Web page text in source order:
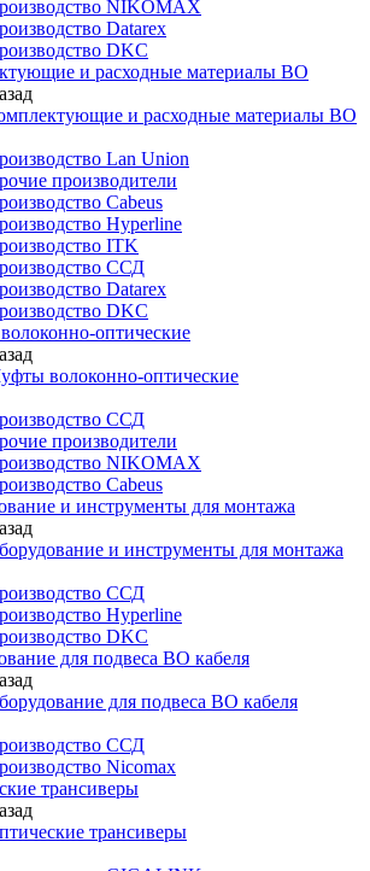
NIKOMAX
Datarex
DKC
и расходные материалы ВО
и расходные материалы ВО
Lan Union
производители
Cabeus
Hyperline
ITK
ССД
Datarex
DKC
оптические
волоконно-оптические
ССД
производители
NIKOMAX
Cabeus
и инструменты для монтажа
и инструменты для монтажа
ССД
Hyperline
DKC
для подвеса ВО кабеля
для подвеса ВО кабеля
ССД
Nicomax
трансиверы
трансиверы